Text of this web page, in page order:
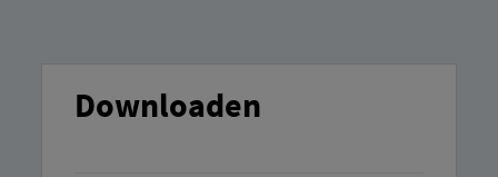
Downloaden